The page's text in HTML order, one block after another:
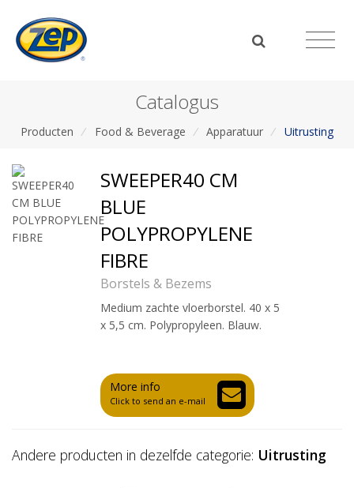
Catalogus
Producten / Food & Beverage / Apparatuur / Uitrusting
SWEEPER40 CM
BLUE
POLYPROPYLENE
FIBRE
Borstels & Bezems
Medium zachte vloerborstel. 40 x 5
x 5,5 cm. Polypropyleen. Blauw.
More info
Click to send an e-mail
Andere producten in dezelfde categorie: Uitrusting